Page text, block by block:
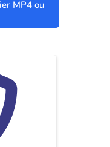
MP4 ou